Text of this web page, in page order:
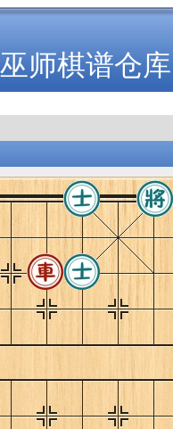
师棋谱仓库